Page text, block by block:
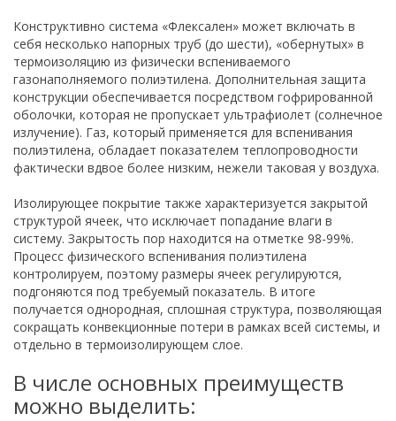
Конструктивно система «Флексален» может включать в
себя несколько напорных труб (до шести), «обернутых» в
термоизоляцию из физически вспениваемого
газонаполняемого полиэтилена. Дополнительная защита
конструкции обеспечивается посредством гофрированной
оболочки, которая не пропускает ультрафиолет (солнечное
излучение). Газ, который применяется для вспенивания
полиэтилена, обладает показателем теплопроводности
фактически вдвое более низким, нежели таковая у воздуха.
Изолирующее покрытие также характеризуется закрытой
структурой ячеек, что исключает попадание влаги в
систему. Закрытость пор находится на отметке 98-99%.
Процесс физического вспенивания полиэтилена
контролируем, поэтому размеры ячеек регулируются,
подгоняются под требуемый показатель. В итоге
получается однородная, сплошная структура, позволяющая
сокращать конвекционные потери в рамках всей системы, и
отдельно в термоизолирующем слое.
В числе основных преимуществ
можно выделить: